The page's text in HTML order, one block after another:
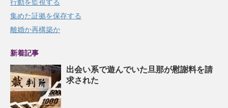
行動を監視する
集めた証拠を保存する
離婚か再構築か
新着記事
出会い系で遊んでいた旦那が慰謝料を請
求された